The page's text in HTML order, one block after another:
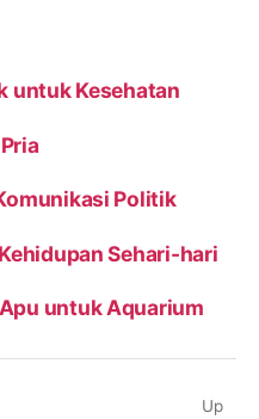
untuk Kesehatan
Politik
Sehari-hari
untuk Aquarium
Up